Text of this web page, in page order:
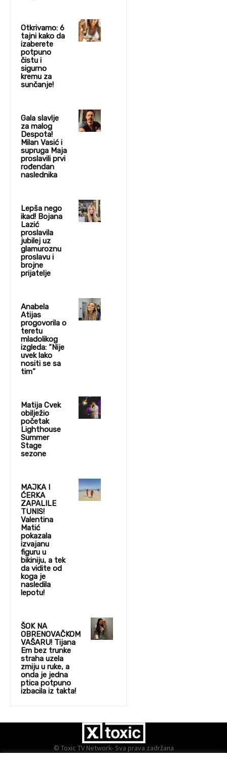
Otkrivamo: 6
tajni kako da
izaberete
potpuno
čistu i
sigurno
kremu za
sunčanje!
Gala slavlje
za malog
Despota!
Milan Vasić i
supruga Maja
proslavili prvi
rođendan
naslednika
Lepša nego
ikad! Bojana
Lazić
proslavila
jubilej uz
glamuroznu
proslavu i
brojne
prijatelje
Anabela
Atijas
progovorila o
teretu
mladolikog
izgleda: “Nije
uvek lako
nositi se sa
tim”
Matija Cvek
obilježio
početak
Lighthouse
Summer
Stage
sezone
MAJKA I
ĆERKA
ZAPALILE
TUNIS!
Valentina
Matić
pokazala
izvajanu
figuru u
bikiniju, a tek
da vidite od
koga je
nasledila
lepotu!
ŠOK NA
OBRENOVAČKOM
VAŠARU! Tijana
Em bez trunke
straha uzela
zmiju u ruke, a
onda je jedna
ptica potpuno
izbacila iz takta!
© Toxic TV Network- Sva prava zadržana